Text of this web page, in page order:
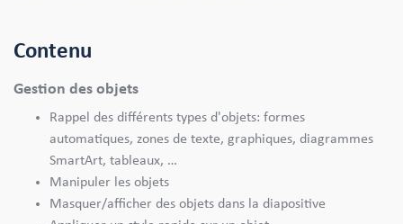
Contenu
Gestion des objets
Rappel des différents types d'objets: formes
automatiques, zones de texte, graphiques, diagrammes
SmartArt, tableaux, …
Manipuler les objets
Masquer/afficher des objets dans la diapositive